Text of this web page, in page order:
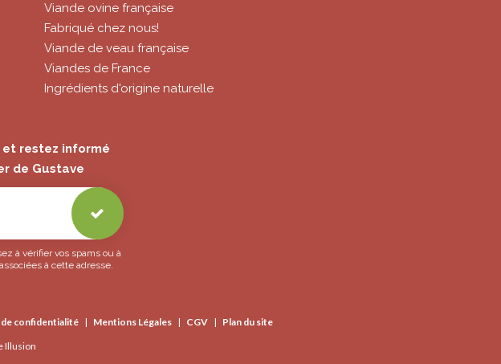
Viande ovine française
Fabriqué chez nous!
Viande de veau française
Viandes de France
Ingrédients d'origine naturelle
et restez informé
de Gustave
à vérifier vos spams ou à
à cette adresse.
confidentialité Mentions Légales CGV
Plan du site
Illusion